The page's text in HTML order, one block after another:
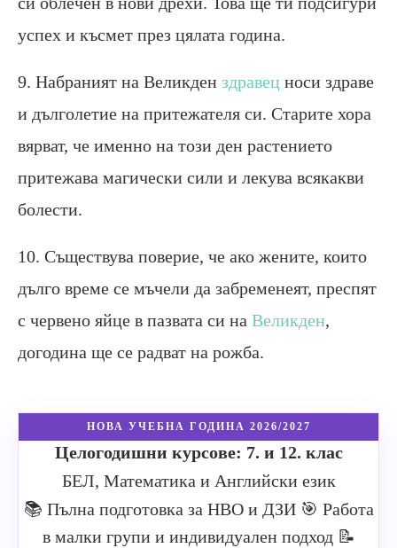
успех и късмет през цялата година.
9. Набраният на Великден здравец носи здраве
и дълголетие на притежателя си. Старите хора
вярват, че именно на този ден растението
притежава магически сили и лекува всякакви
болести.
10. Съществува поверие, че ако жените, които
дълго време се мъчели да забременеят, преспят
с червено яйце в пазвата си на Великден,
догодина ще се радват на рожба.
НОВА УЧЕБНА ГОДИНА 2026/2027
Целогодишни курсове: 7. и 12. клас
БЕЛ, Математика и Английски език
📚 Пълна подготовка за НВО и ДЗИ 🎯 Работа
в малки групи и индивидуален подход 📝